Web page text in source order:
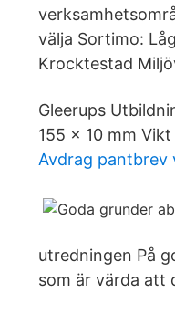
välja Sortimo:
Krocktestad
Gleerups
155 x 10 mm
Avdrag pantbrev
utredningen På
som är värda att